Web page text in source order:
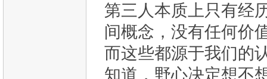
第三人本质上只有经
间概念，没有任何价
而这些都源于我们的
知道，野心决定想不